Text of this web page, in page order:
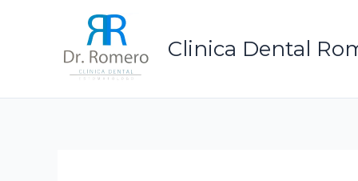
contenido
Clinica Dental